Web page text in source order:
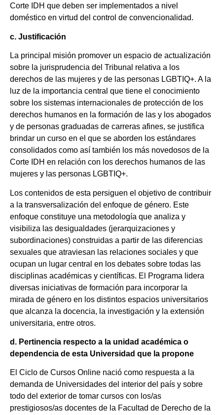
Corte IDH que deben ser implementados a nivel
doméstico en virtud del control de convencionalidad.
c. Justificación
La principal misión promover un espacio de actualización
sobre la jurisprudencia del Tribunal relativa a los
derechos de las mujeres y de las personas LGBTIQ+. A la
luz de la importancia central que tiene el conocimiento
sobre los sistemas internacionales de protección de los
derechos humanos en la formación de las y los abogados
y de personas graduadas de carreras afines, se justifica
brindar un curso en el que se aborden los estándares
consolidados como así también los más novedosos de la
Corte IDH en relación con los derechos humanos de las
mujeres y las personas LGBTIQ+.
Los contenidos de esta persiguen el objetivo de contribuir
a la transversalización del enfoque de género. Este
enfoque constituye una metodología que analiza y
visibiliza las desigualdades (jerarquizaciones y
subordinaciones) construidas a partir de las diferencias
sexuales que atraviesan las relaciones sociales y que
ocupan un lugar central en los debates sobre todas las
disciplinas académicas y científicas. El Programa lidera
diversas iniciativas de formación para incorporar la
mirada de género en los distintos espacios universitarios
que alcanza la docencia, la investigación y la extensión
universitaria, entre otros.
d. Pertinencia respecto a la unidad académica o
dependencia de esta Universidad que la propone
El Ciclo de Cursos Online nació como respuesta a la
demanda de Universidades del interior del país y sobre
todo del exterior de tomar cursos con los/as
prestigiosos/as docentes de la Facultad de Derecho de la